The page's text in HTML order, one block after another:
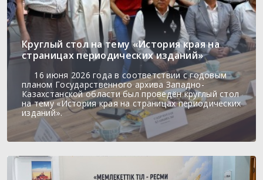
Круглый стол на тему «История края на
страницах периодических изданий»
16 июня 2026 года в соответствии с годовым
планом Государственного архива Западно-
Казахстанской области был проведён круглый стол
на тему «История края на страницах периодических
изданий».